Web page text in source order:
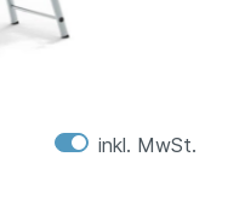
inkl. MwSt.